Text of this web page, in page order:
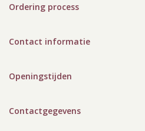
Ordering process
Contact informatie
Openingstijden
Contactgegevens